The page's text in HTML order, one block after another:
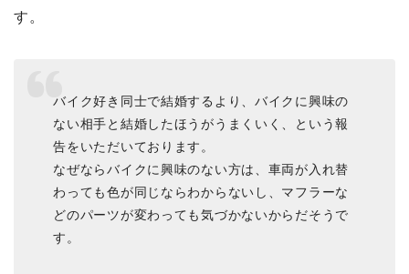
す。
バイク好き同士で結婚するより、バイクに興味の
ない相手と結婚したほうがうまくいく、という報
告をいただいております。
なぜならバイクに興味のない方は、車両が入れ替
わっても色が同じならわからないし、マフラーな
どのパーツが変わっても気づかないからだそうで
す。